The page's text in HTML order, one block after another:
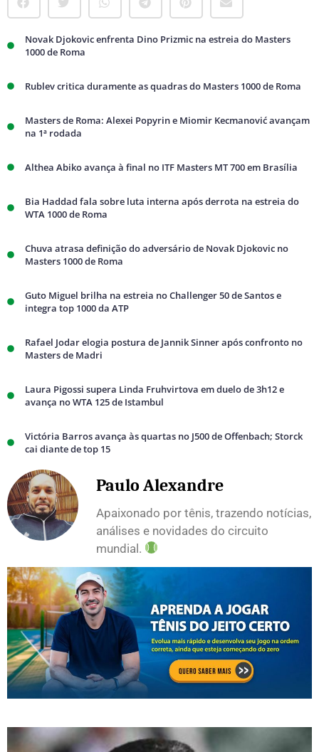
Novak Djokovic enfrenta Dino Prizmic na estreia do Masters
1000 de Roma
Rublev critica duramente as quadras do Masters 1000 de Roma
Masters de Roma: Alexei Popyrin e Miomir Kecmanović avançam
na 1ª rodada
Althea Abiko avança à final no ITF Masters MT 700 em Brasília
Bia Haddad fala sobre luta interna após derrota na estreia do
WTA 1000 de Roma
Chuva atrasa definição do adversário de Novak Djokovic no
Masters 1000 de Roma
Guto Miguel brilha na estreia no Challenger 50 de Santos e
integra top 1000 da ATP
Rafael Jodar elogia postura de Jannik Sinner após confronto no
Masters de Madri
Laura Pigossi supera Linda Fruhvirtova em duelo de 3h12 e
avança no WTA 125 de Istambul
Victória Barros avança às quartas no J500 de Offenbach; Storck
cai diante de top 15
Paulo Alexandre
Apaixonado por tênis, trazendo notícias,
análises e novidades do circuito
mundial.